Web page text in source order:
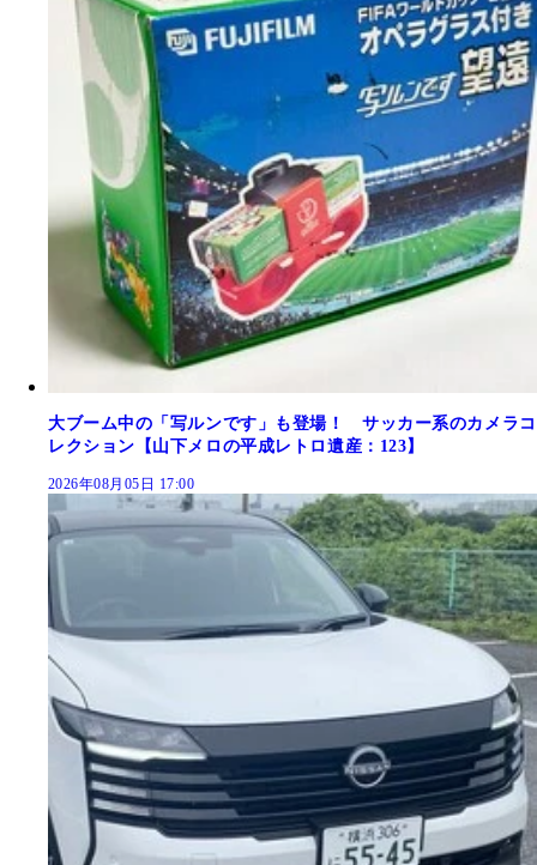
大ブーム中の「写ルンです」も登場！ サッカー系のカメラコ
レクション【山下メロの平成レトロ遺産：123】
2026年08月05日 17:00